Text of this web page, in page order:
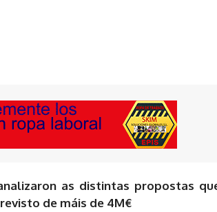
as distintas propostas
de máis de 4M€